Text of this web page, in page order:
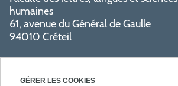
GÉRER LES COOKIES
humaines
61, avenue du Général de Gaulle
94010 Créteil